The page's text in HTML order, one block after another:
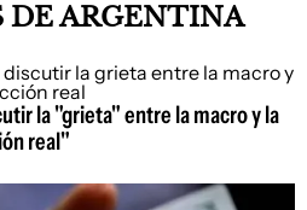
ARGENTINA
la "grieta" entre la macro y la
real"